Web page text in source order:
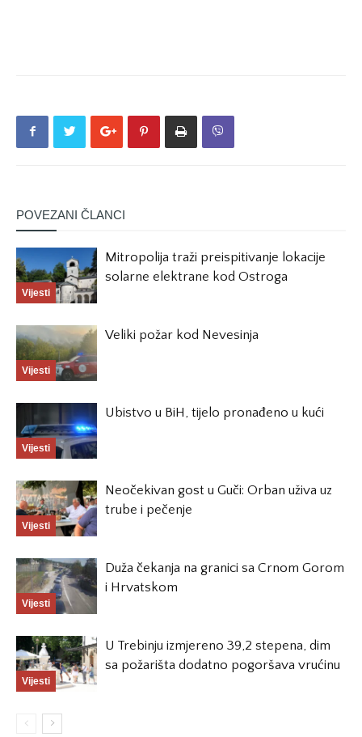
POVEZANI ČLANCI
Vijesti
Mitropolija traži preispitivanje lokacije
solarne elektrane kod Ostroga
Vijesti
Veliki požar kod Nevesinja
Vijesti
Ubistvo u BiH, tijelo pronađeno u kući
Vijesti
Neočekivan gost u Guči: Orban uživa uz
trube i pečenje
Vijesti
Duža čekanja na granici sa Crnom Gorom
i Hrvatskom
Vijesti
U Trebinju izmjereno 39,2 stepena, dim
sa požarišta dodatno pogoršava vrućinu